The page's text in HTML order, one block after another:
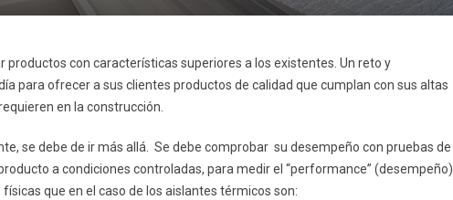
productos con características superiores a los existentes. Un reto y
para ofrecer a sus clientes productos de calidad que cumplan con sus altas
en la construcción.
se debe de ir más allá. Se debe comprobar su desempeño con pruebas de
a condiciones controladas, para medir el “performance” (desempeño)
que en el caso de los aislantes térmicos son: